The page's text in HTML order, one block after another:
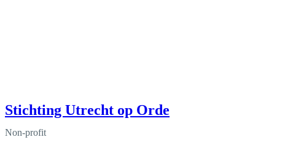
Stichting Utrecht op Orde
Non-profit